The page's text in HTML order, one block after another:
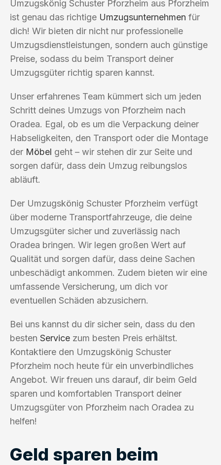
Umzugskönig Schuster Pforzheim aus Pforzheim
ist genau das richtige Umzugsunternehmen für
dich! Wir bieten dir nicht nur professionelle
Umzugsdienstleistungen, sondern auch günstige
Preise, sodass du beim Transport deiner
Umzugsgüter richtig sparen kannst.
Unser erfahrenes Team kümmert sich um jeden
Schritt deines Umzugs von Pforzheim nach
Oradea. Egal, ob es um die Verpackung deiner
Habseligkeiten, den Transport oder die Montage
der Möbel geht – wir stehen dir zur Seite und
sorgen dafür, dass dein Umzug reibungslos
abläuft.
Der Umzugskönig Schuster Pforzheim verfügt
über moderne Transportfahrzeuge, die deine
Umzugsgüter sicher und zuverlässig nach
Oradea bringen. Wir legen großen Wert auf
Qualität und sorgen dafür, dass deine Sachen
unbeschädigt ankommen. Zudem bieten wir eine
umfassende Versicherung, um dich vor
eventuellen Schäden abzusichern.
Bei uns kannst du dir sicher sein, dass du den
besten Service zum besten Preis erhältst.
Kontaktiere den Umzugskönig Schuster
Pforzheim noch heute für ein unverbindliches
Angebot. Wir freuen uns darauf, dir beim Geld
sparen und komfortablen Transport deiner
Umzugsgüter von Pforzheim nach Oradea zu
helfen!
Geld sparen beim